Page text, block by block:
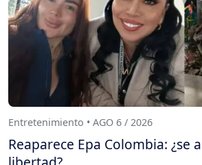
Entretenimiento • AGO 6 / 2026
Reaparece Epa Colombia: ¿se